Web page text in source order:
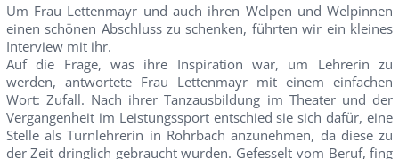
Um Frau Lettenmayr und auch ihren Welpen und Welpinnen
einen schönen Abschluss zu schenken, führten wir ein kleines
Interview mit ihr.
Auf die Frage, was ihre Inspiration war, um Lehrerin zu
werden, antwortete Frau Lettenmayr mit einem einfachen
Wort: Zufall. Nach ihrer Tanzausbildung im Theater und der
Vergangenheit im Leistungssport entschied sie sich dafür, eine
Stelle als Turnlehrerin in Rohrbach anzunehmen, da diese zu
der Zeit dringlich gebraucht wurden. Gefesselt vom Beruf, fing